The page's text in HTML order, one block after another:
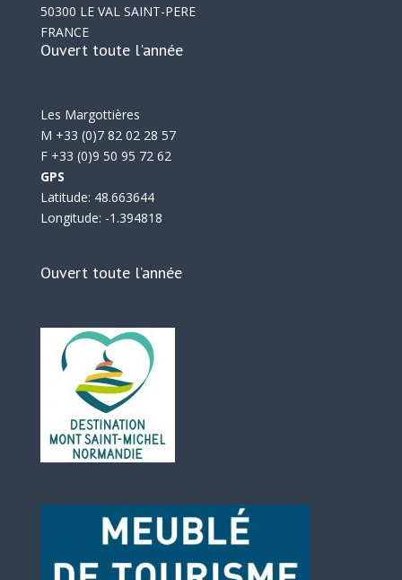
50300 LE VAL SAINT-PERE
FRANCE
Ouvert toute l'année
Les Margottières
M +33 (0)7 82 02 28 57
F +33 (0)9 50 95 72 62
GPS
Latitude: 48.663644
Longitude: -1.394818
Ouvert toute l’année